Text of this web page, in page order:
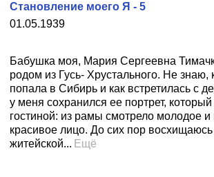
01.05.1939
Становление моего Я - 5
Бабушка моя, Мария Сергеевна
родом из Гусь- Хрустального. Не знаю,
попала в Сибирь и как встретилась с
у меня сохранился ее портрет,
гостиной: из рамы смотрело молодое
красивое лицо. До сих пор
житейской... Ещё